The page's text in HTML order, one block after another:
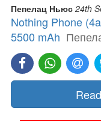
Пепелац Ньюс 24th
Nothing Phone
5500 mAh